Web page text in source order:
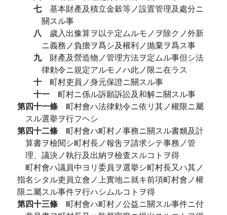
七 基本財產及積立金穀等ノ設置管理及處分ニ
關スル事
八 歲入出豫算ヲ以テ定ムルモノヲ除クノ外新
ニ義務ノ負擔ヲ爲シ及權利ノ抛棄ヲ爲ス事
九 財產及營造物ノ管理方法ヲ定ムル事但シ法
律勅令ニ規定アルモノハ此ノ限ニ在ラス
十 町村吏員ノ身元保證ニ關スル事
十一 町村ニ係ル訴願訴訟及和解ニ關スル事
第四十一條 町村會ハ法律勅令ニ依リ其ノ權限ニ屬
スル選擧ヲ行フヘシ
第四十二條 町村會ハ町村ノ事務ニ關スル書類及計
算書ヲ檢閱シ町村長ノ報吿ヲ請求シテ事務ノ管
理、議決ノ執行及出納ヲ檢査スルコトヲ得
町村會ハ議員中ヨリ委員ヲ選擧シ町村長又ハ其ノ
指名シタル吏員立會ノ上實地ニ就キ前項町村會ノ權
限ニ屬スル事件ヲ行ハシムルコトヲ得
第四十三條 町村會ハ町村ノ公益ニ關スル事件ニ付